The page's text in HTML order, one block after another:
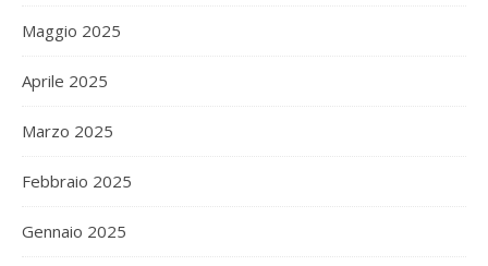
Maggio 2025
Aprile 2025
Marzo 2025
Febbraio 2025
Gennaio 2025